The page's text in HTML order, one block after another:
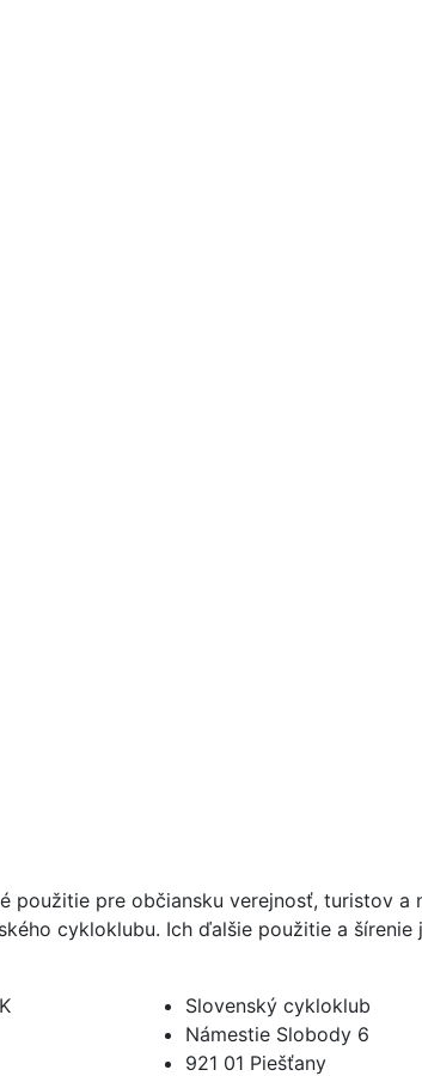
pre občiansku verejnosť, turistov a
cykloklubu. Ich ďalšie použitie a
Slovenský cykloklub
Námestie Slobody 6
921 01 Piešťany